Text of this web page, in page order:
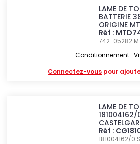
LAME DE
BATTERIE
ORIGINE
Réf :
742-05282
Conditionnement :
Connectez-vous pour
LAME DE
181004162/
Réf :
181004162/0